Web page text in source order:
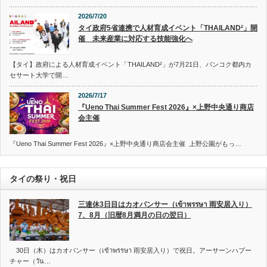
2026/7/20
タイ政府5省連携で人材育成イベント「THAILAND²」開
催 未来産業に対応する技能強化へ
【タイ】政府による人材育成イベント「THAILAND²」が7月21日、バンコク都内カ
セサート大学で開…
2026/7/17
『Ueno Thai Summer Fest 2026』×上野中央通り商店
会主催
『Ueno Thai Summer Fest 2026』×上野中央通り商店会主催 上野公園がもっ…
タイの祭り・祝日
三連休3日目はカオパンサー（เข้าพรรษา 雨安居入り）
7、8月（旧暦8月満月の日の翌日）
30日（木）はカオパンサー（เข้าพรรษา 雨安居入り）で祝日。アーサーンハブー
チャー（วัน…